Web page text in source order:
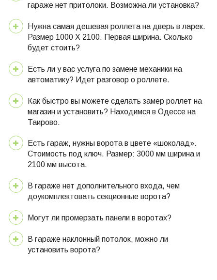
гараже нет притолоки. Возможна ли установка?
Нужна самая дешевая роллета на дверь в ларек.
Размер 1000 Х 2100. Первая ширина. Сколько
будет стоить?
Есть ли у вас услуга по замене механики на
автоматику? Идет разговор о роллете.
Как быстро вы можете сделать замер роллет на
магазин и установить? Находимся в Одессе на
Таирово.
Есть гараж, нужны ворота в цвете «шоколад».
Стоимость под ключ. Размер: 3000 мм ширина и
2100 мм высота.
В гараже нет дополнительного входа, чем
доукомплектовать секционные ворота?
Могут ли промерзать панели в воротах?
В гараже наклонный потолок, можно ли
установить ворота?